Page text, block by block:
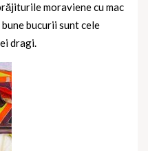
moraviene cu mac
bucurii sunt cele
dragi.